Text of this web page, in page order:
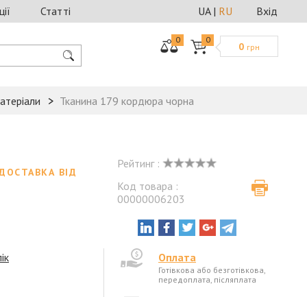
Статті Вхід
UA| RU
0 0
0 грн
Тканина 179 кордюра чорна
Рейтинг :
Код товара :
00000006203
Оплата
Готівкова або безготівкова,
передоплата, післяплата
ВІД